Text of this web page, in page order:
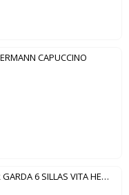
CAPUCCINO
CONJUNTO COMEDOR GARDA 6 SILLAS VITA HENN NATURE|OFF WHITE SILLA MARRÓN